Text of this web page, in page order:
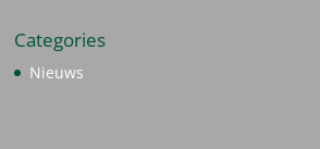
Categories
Nieuws